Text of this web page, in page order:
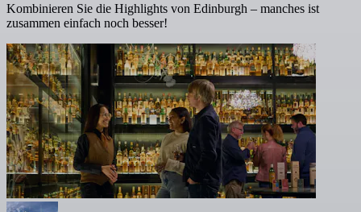
Kombinieren Sie die Highlights von Edinburgh – manches ist
zusammen einfach noch besser!